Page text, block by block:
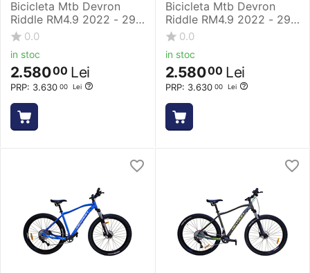
Bicicleta Mtb Devron
Riddle RM4.9 2022 - 29
Inch, L, Albastru
0.0
in stoc
PRP: 3.630 00 Lei
2.58000 Lei
Bicicleta Mtb Devron
Riddle RM4.9 2022 - 29
Inch, M, Verde
0.0
in stoc
PRP: 3.630 00 Lei
2.58000 Lei